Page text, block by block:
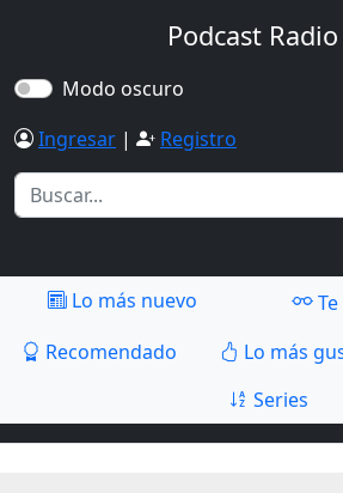
Podcast
Modo oscuro
Ingresar | Registro
Lo más nuevo
Recomendado
Lo más
Series